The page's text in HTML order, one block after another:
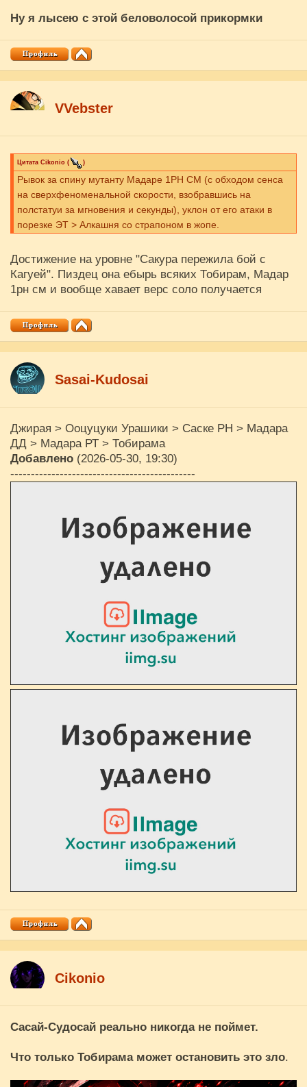
Ну я лысею с этой беловолосой прикормки
VVebster
Цитата Cikоnio ( )
Рывок за спину мутанту Мадаре 1РН СМ (с обходом сенса
на сверхфеноменальной скорости, взобравшись на
полстатуи за мгновения и секунды), уклон от его атаки в
порезке ЭТ > Алкашня со страпоном в жопе.
Достижение на уровне "Сакура пережила бой с
Кагуей". Пиздец она ебырь всяких Тобирам, Мадар
1рн см и вообще хавает верс соло получается
Sasai-Kudosai
Джирая > Ооцуцуки Урашики > Саске РН > Мадара
ДД > Мадара РТ > Тобирама
Добавлено (2026-05-30, 19:30)
---------------------------------------------
Cikоnio
Сасай-Судосай реально никогда не поймет.
Что только Тобирама может остановить это зло.